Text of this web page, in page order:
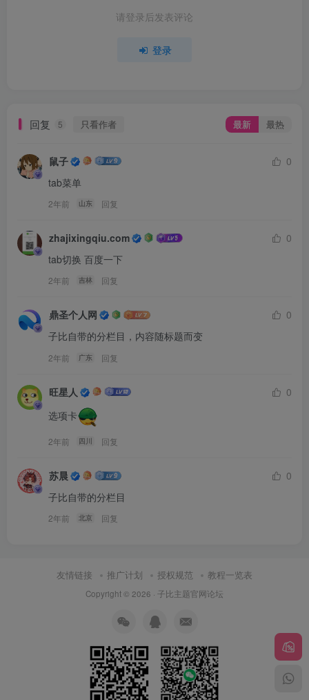
请登录后发表评论
登录
回复 5 只看作者 最新 最热
鼠子
0
tab菜单
2年前 山东 回复
zhajixingqiu.com
0
tab切换 百度一下
2年前 吉林 回复
鼎圣个人网
0
子比自带的分栏目，内容随标题而变
2年前 广东 回复
旺星人
0
选项卡
2年前 四川 回复
苏晨
0
子比自带的分栏目
2年前 北京 回复
友情链接 推广计划 授权规范 教程一览表
Copyright © 2026 · 子比主题官网论坛